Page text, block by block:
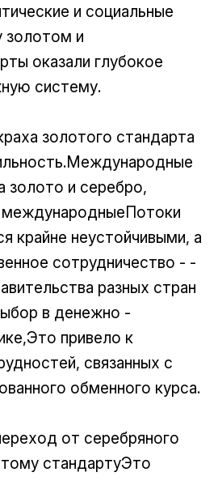
и социальные
золотом и
оказали глубокое
систему.
золотого стандарта
золото и серебро,
крайне неустойчивыми, а
сотрудничество - -
разных стран
в денежно -
привело к
связанных с
обменного курса.
от серебряного
стандартуЭто